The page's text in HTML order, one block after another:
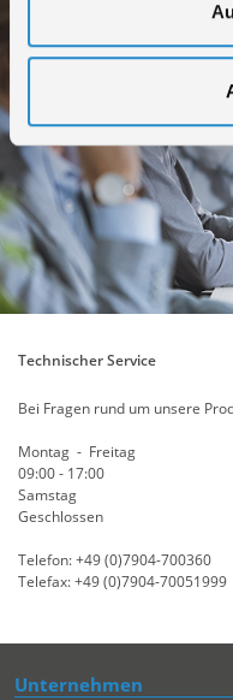
Technischer Service
Bei Fragen rund um unsere
Montag - Freitag
09:00 - 17:00
Samstag
Geschlossen
Telefon: +49 (0)7904-700360
Telefax: +49 (0)7904-70051999
Unternehmen